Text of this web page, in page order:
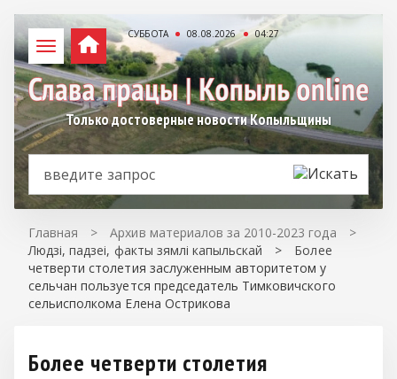
СУББОТА 08.08.2026 04:27
Только достоверные новости Копыльщины
Главная > Архив материалов за 2010-2023 года
>
Людзі, падзеі, факты зямлі капыльскай
>
Более
четверти столетия заслуженным авторитетом у
сельчан пользуется председатель Тимковичского
сельисполкома Елена Острикова
Более четверти столетия